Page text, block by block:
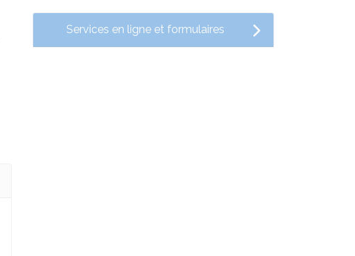
Services en ligne et formulaires